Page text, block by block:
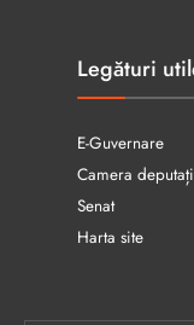
Legături
E-Guvernare
Camera
Senat
Harta site